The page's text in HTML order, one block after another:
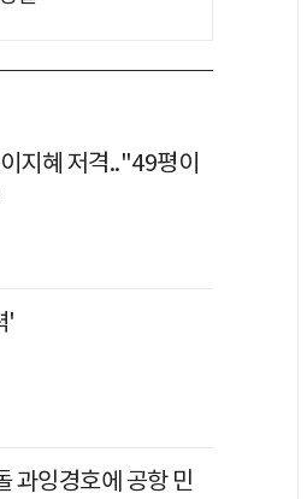
지혜 저격.."49평이
'
과잉경호에 공항 민